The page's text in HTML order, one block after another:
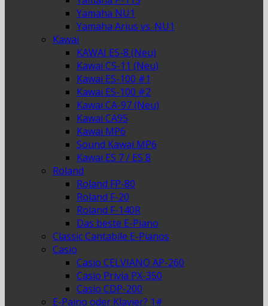
Yamaha NU1
Yamaha Arius vs. NU1
Kawai
KAWAI ES-8 (Neu)
Kawai CS-11 (Neu)
Kawai ES-100 #1
Kawai ES-100 #2
Kawai CA-97 (Neu)
Kawai CA95
Kawai MP6
Sound Kawai MP6
Kawai ES 7 / ES 8
Roland
Roland FP-80
Roland F-20
Roland F-140R
Das beste E-Piano
Classic Cantabile E-Pianos
Casio
Casio CELVIANO AP-260
Casio Privia PX-350
Casio CDP-200
E-Paino oder Klavier? 1#